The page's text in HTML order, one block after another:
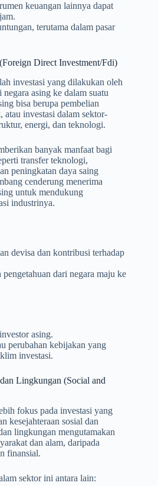
keuangan lainnya dapat
terutama dalam pasar
Direct Investment/Fdi)
investasi yang dilakukan oleh
asing ke dalam suatu
bisa berupa pembelian
atau investasi dalam sektor-
energi, dan teknologi.
banyak manfaat bagi
transfer teknologi,
peningkatan daya saing
cenderung menerima
untuk mendukung
industrinya.
devisa dan kontribusi terhadap
dari negara maju ke
asing.
perubahan kebijakan yang
investasi.
Lingkungan (Social and
fokus pada investasi yang
kesejahteraan sosial dan
lingkungan mengutamakan
dan alam, daripada
finansial.
sektor ini antara lain: